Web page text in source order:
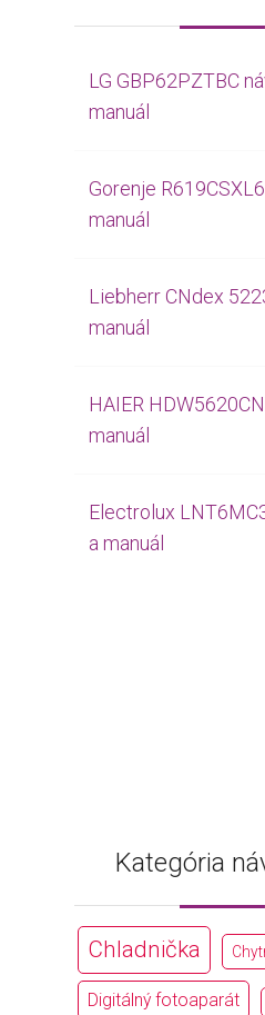
LG GBP62PZTBC
manuál
Gorenje
manuál
Liebherr CNdex
manuál
HAIER
manuál
Electrolux
a manuál
Kategória
Chladnička
Digitálný fotoaparát